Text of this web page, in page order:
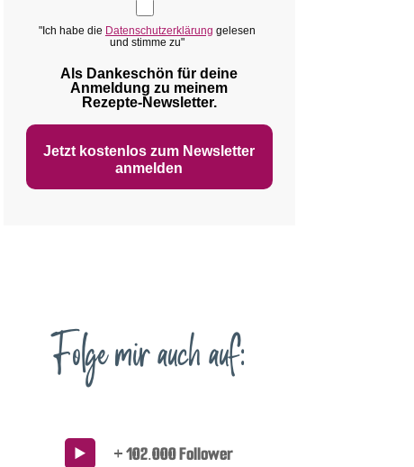
"Ich habe die Datenschutzerklärung gelesen
und stimme zu"
Als Dankeschön für deine
Anmeldung zu meinem
Rezepte‑Newsletter.
Jetzt kostenlos zum Newsletter
anmelden
Folge mir auch auf:
+ 102.000 Follower